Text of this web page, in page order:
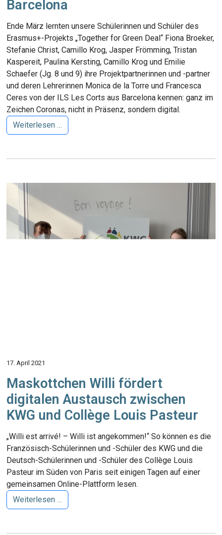
Barcelona
Ende März lernten unsere Schülerinnen und Schüler des
Erasmus+-Projekts „Together for Green Deal“ Fiona Broeker,
Stefanie Christ, Camillo Krog, Jasper Frömming, Tristan
Kaspereit, Paulina Kersting, Camillo Krog und Emilie
Schaefer (Jg. 8 und 9) ihre Projektpartnerinnen und -partner
und deren Lehrerinnen Monica de la Torre und Francesca
Ceres von der ILS Les Corts aus Barcelona kennen: ganz im
Zeichen Coronas, nicht in Präsenz, sondern digital.
Weiterlesen …
17. April 2021
Maskottchen Willi fördert
digitalen Austausch zwischen
KWG und Collège Louis Pasteur
„Willi est arrivé! – Willi ist angekommen!“ So können es die
Französisch-Schülerinnen und -Schüler des KWG und die
Deutsch-Schülerinnen und -Schüler des Collège Louis
Pasteur im Süden von Paris seit einigen Tagen auf einer
gemeinsamen Online-Plattform lesen.
Weiterlesen …